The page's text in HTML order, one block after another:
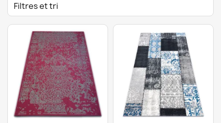
Filtres et tri